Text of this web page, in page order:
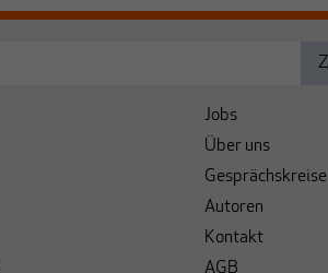
Jobs
Über uns
Gesprächskreise
Autoren
Kontakt
AGB